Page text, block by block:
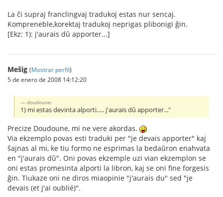
La ĉi supraj franclingvaj tradukoj estas nur sencaj.
Kompreneble,korektaj tradukoj neprigas plibonigi ĝin.
[Ekz: 1): j'aurais dû apporter...]
Meŝig (Mostrar perfil)
5 de enero de 2008 14:12:20
doudoune:
1) mi estas devinta alporti..... j'aurais dû apporter..."
Precize Doudoune, mi ne vere akordas.
Via ekzemplo povas esti traduki per "je devais apporter" kaj
ŝajnas al mi, ke tiu formo ne esprimas la bedaŭron enahvata
en "j'aurais dû". Oni povas ekzemple uzi vian ekzemplon se
oni estas promesinta alporti la libron, kaj se oni fine forgesis
ĝin. Tiukaze oni ne diros miaopinie "j'aurais du" sed "je
devais (et j'ai oublié)".